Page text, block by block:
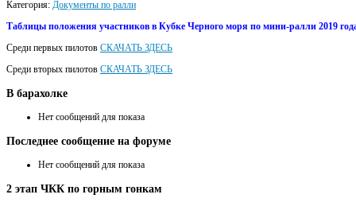
Категория: Документы по ралли
Таблицы положения участников в Кубке Черного моря по мини-ралли 2019
Среди первых пилотов СКАЧАТЬ ЗДЕСЬ
Среди вторых пилотов СКАЧАТЬ ЗДЕСЬ
В барахолке
Нет сообщений для показа
Последнее сообщение на форуме
Нет сообщений для показа
2 этап ЧКК по горным гонкам